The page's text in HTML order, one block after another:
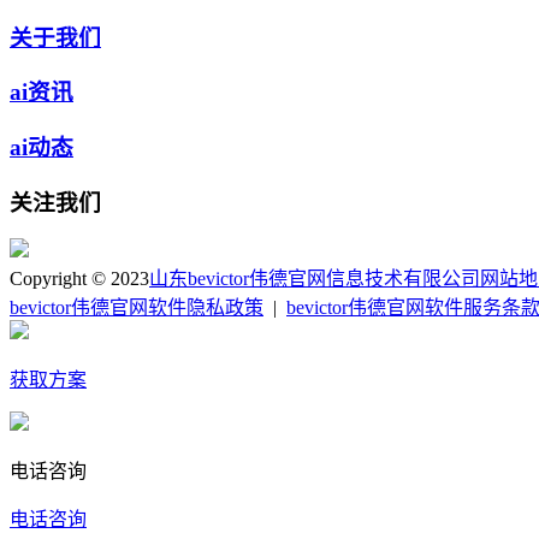
关于我们
ai资讯
ai动态
关注我们
Copyright © 2023山东bevictor伟德官网信息技术有限公司 网站
bevictor伟德官网软件隐私政策
bevictor伟德官网软件服务条款
获取方案
电话咨询
电话咨询